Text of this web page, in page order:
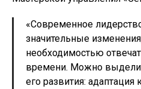
«Современное
значительные
необходимостью
времени. Можно
его развития: